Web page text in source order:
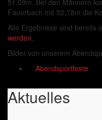
51,09m. Bei den Männern
Fauerbach mit 52,78m die
Alle Ergebnisse sind bereits
werden.
Bilder von unserem
Abendsportfeste
Aktuelles